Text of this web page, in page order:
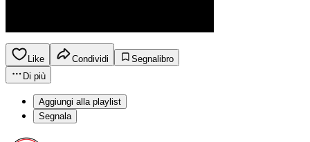
Like Condividi
Segnalibro
Di più
Aggiungi alla playlist
Segnala